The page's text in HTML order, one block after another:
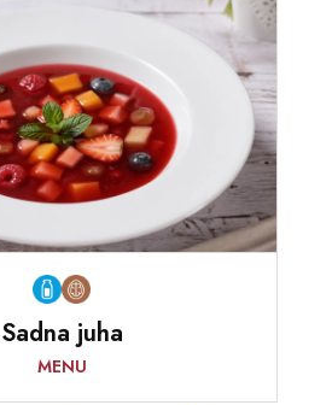
Sadna juha
MENU